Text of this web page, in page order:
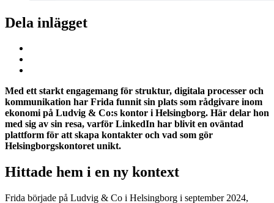
Dela inlägget
Med ett starkt engagemang för struktur, digitala processer och
kommunikation har Frida funnit sin plats som rådgivare inom
ekonomi på Ludvig & Co:s kontor i Helsingborg. Här delar hon
med sig av sin resa, varför LinkedIn har blivit en oväntad
plattform för att skapa kontakter och vad som gör
Helsingborgskontoret unikt.
Hittade hem i en ny kontext
Frida började på Ludvig & Co i Helsingborg i september 2024,